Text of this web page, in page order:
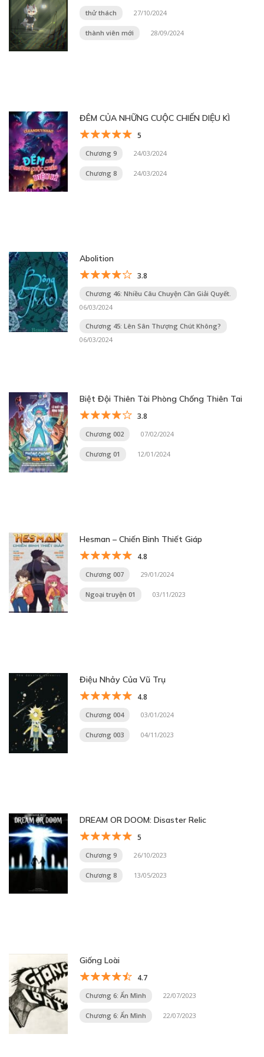
thử thách 27/10/2024
thành viên mới 28/09/2024
ĐÊM CỦA NHỮNG CUỘC CHIẾN DIỆU KÌ
5
Chương 9 24/03/2024
Chương 8 24/03/2024
Abolition
3.8
Chương 46: Nhiều Câu Chuyện Cần Giải Quyết.
06/03/2024
Chương 45: Lên Sân Thượng Chút Không?
06/03/2024
Biệt Đội Thiên Tài Phòng Chống Thiên Tai
3.8
Chương 002 07/02/2024
Chương 01 12/01/2024
Hesman – Chiến Binh Thiết Giáp
4.8
Chương 007 29/01/2024
Ngoại truyện 01 03/11/2023
Điệu Nhảy Của Vũ Trụ
4.8
Chương 004 03/01/2024
Chương 003 04/11/2023
DREAM OR DOOM: Disaster Relic
5
Chương 9 26/10/2023
Chương 8 13/05/2023
Giống Loài
4.7
Chương 6: Ẩn Mình 22/07/2023
Chương 6: Ẩn Mình 22/07/2023